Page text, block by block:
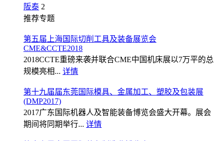
阪泰 2
推荐专题
第五届上海国际切削工具及装备展览会
CME&CCTE2018
2018CCTE重磅来袭并联合CME中国机床展以7万平的总
规模亮相... 详情
第十九届届东莞国际模具、金属加工、塑胶及包装展
(DMP2017)
2017广东国际机器人及智能装备博览会盛大开幕。展会
期间将同期举行... 详情